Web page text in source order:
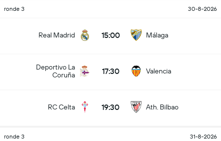
ronde 3 30-8-2026
Real Madrid 15:00 Málaga
Deportivo La
Coruña
17:30 Valencia
RC Celta 19:30 Ath. Bilbao
ronde 3 31-8-2026